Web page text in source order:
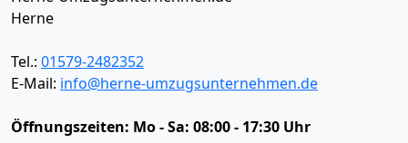
Herne
Tel.: 01579-2482352
E-Mail: info@herne-umzugsunternehmen.de
Öffnungszeiten: Mo - Sa: 08:00 - 17:30 Uhr